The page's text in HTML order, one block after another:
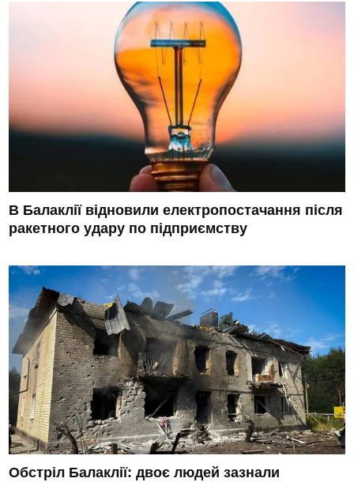
В Балаклії відновили електропостачання після
ракетного удару по підприємству
Обстріл Балаклії: двоє людей зазнали